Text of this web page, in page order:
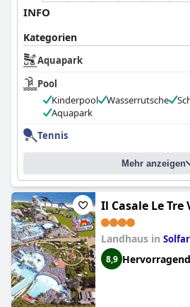
INFO
Kategorien
Aquapark
Pool
Kinderpool
Wasserrutsche
Aquapark
Tennis
Mehr anzeigen
Il Casale Le Tre
Landhaus in
8,9 Hervorragend